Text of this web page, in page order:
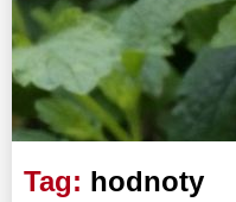
Zoznam blogov
Komerčné blogy
Tag: hodnoty